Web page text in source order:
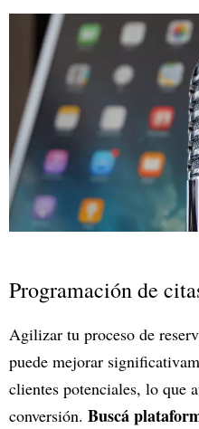
Programación de
Agilizar tu proceso de
puede mejorar
clientes potenciales, lo que
conversión. Buscá